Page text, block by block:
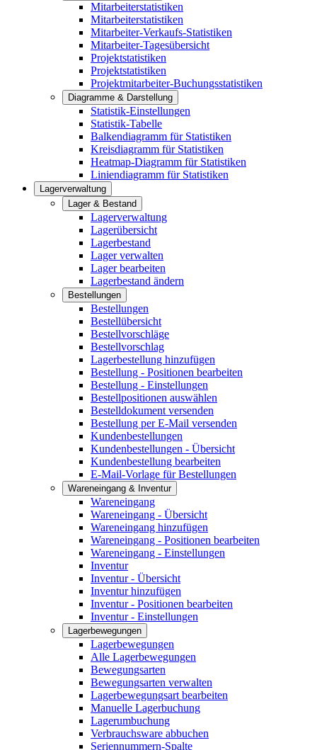
Mitarbeiterstatistiken
Mitarbeiterstatistiken
Mitarbeiter-Verkaufs-Statistiken
Mitarbeiter-Tagesübersicht
Projektstatistiken
Projektstatistiken
Projektmitarbeiter-Buchungsstatistiken
Diagramme & Darstellung
Statistik-Einstellungen
Statistik-Tabelle
Balkendiagramm für Statistiken
Kreisdiagramm für Statistiken
Heatmap-Diagramm für Statistiken
Liniendiagramm für Statistiken
Lagerverwaltung
Lager & Bestand
Lagerverwaltung
Lagerübersicht
Lagerbestand
Lager verwalten
Lager bearbeiten
Lagerbestand ändern
Bestellungen
Bestellungen
Bestellübersicht
Bestellvorschläge
Bestellvorschlag
Lagerbestellung hinzufügen
Bestellung - Positionen bearbeiten
Bestellung - Einstellungen
Bestellpositionen auswählen
Bestelldokument versenden
Bestellung per E-Mail versenden
Kundenbestellungen
Kundenbestellungen - Übersicht
Kundenbestellung bearbeiten
E-Mail-Vorlage für Bestellungen
Wareneingang & Inventur
Wareneingang
Wareneingang - Übersicht
Wareneingang hinzufügen
Wareneingang - Positionen bearbeiten
Wareneingang - Einstellungen
Inventur
Inventur - Übersicht
Inventur hinzufügen
Inventur - Positionen bearbeiten
Inventur - Einstellungen
Lagerbewegungen
Lagerbewegungen
Alle Lagerbewegungen
Bewegungsarten
Bewegungsarten verwalten
Lagerbewegungsart bearbeiten
Manuelle Lagerbuchung
Lagerumbuchung
Verbrauchsware abbuchen
Seriennummern-Spalte